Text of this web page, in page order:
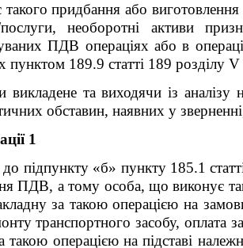
такого придбання або
послуги, необоротні активи
ПДВ операціях або в
пунктом 189.9 статті 189 розділу
викладене та виходячи із
обставин, наявних у
1
до підпункту «б» пункту 185.1
ПДВ, а тому особа, що виконує
за такою операцією на
транспортного засобу, оплата
операцією на підставі